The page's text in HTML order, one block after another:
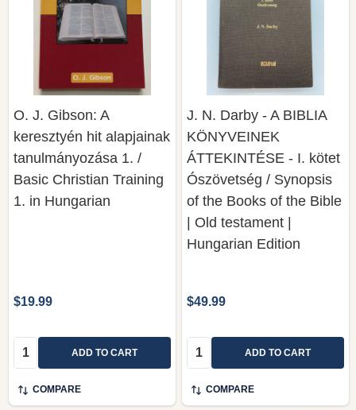
O. J. Gibson: A
keresztyén hit alapjainak
tanulmányozása 1. /
Basic Christian Training
1. in Hungarian
$19.99
Quantity: ADD TO CART
COMPARE
J. N. Darby - A BIBLIA
KÖNYVEINEK
ÁTTEKINTÉSE - I. kötet
Ószövetség / Synopsis
of the Books of the Bible
| Old testament |
Hungarian Edition
$49.99
Quantity: ADD TO CART
COMPARE